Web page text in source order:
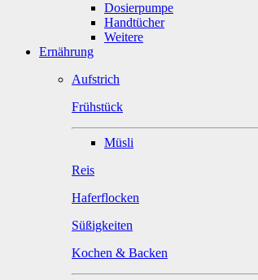
Dosierpumpe
Handtücher
Weitere
Ernährung
Aufstrich
Frühstück
Müsli
Reis
Haferflocken
Süßigkeiten
Kochen & Backen